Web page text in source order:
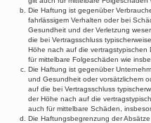
Die Haftung ist gegenüber
fahrlässigem Verhalten oder bei
Gesundheit und der Verletzung
die bei Vertragsschluss
Höhe nach auf die vertragstypischen
für mittelbare Folgeschäden wie
Die Haftung ist gegenüber
und Gesundheit oder vorsätzlichem
auf die bei Vertragsschluss
der Höhe nach auf die
auch für mittelbare Schäden,
Die Haftungsbegrenzung der